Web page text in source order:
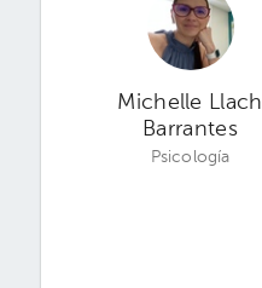
Michelle Llach
Barrantes
Psicología